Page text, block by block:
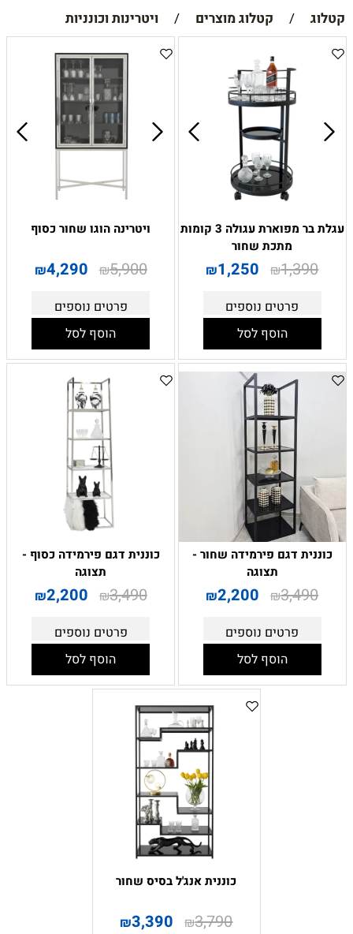
קטלוג
/ קטלוג מוצרים / ויטרינות וכונניות
עגלת בר מפוארת עגולה 3 קומות
מתכת שחור
₪1,390
₪1,250
פרטים נוספים
הוסף לסל
ויטרינה הוגו שחור כסוף
₪5,900
₪4,290
פרטים נוספים
הוסף לסל
כוננית דגם פירמידה שחור -
תצוגה
₪3,490
₪2,200
פרטים נוספים
הוסף לסל
כוננית דגם פירמידה כסוף -
תצוגה
₪3,490
₪2,200
פרטים נוספים
הוסף לסל
כוננית אנג'ל בסיס שחור
₪3,790
₪3,390